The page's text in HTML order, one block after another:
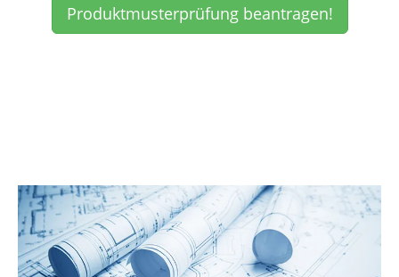
Produktmusterprüfung beantragen!